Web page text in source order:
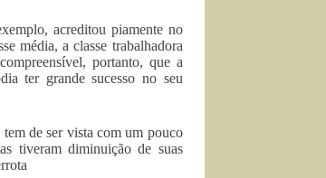
acreditou piamente no
média, a classe trabalhadora
portanto, que a
ter grande sucesso no seu
de ser vista com um pouco
tiveram diminuição de suas